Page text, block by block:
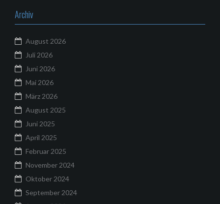
Archiv
August 2026
Juli 2026
Juni 2026
Mai 2026
März 2026
August 2025
Juni 2025
April 2025
Februar 2025
November 2024
Oktober 2024
September 2024